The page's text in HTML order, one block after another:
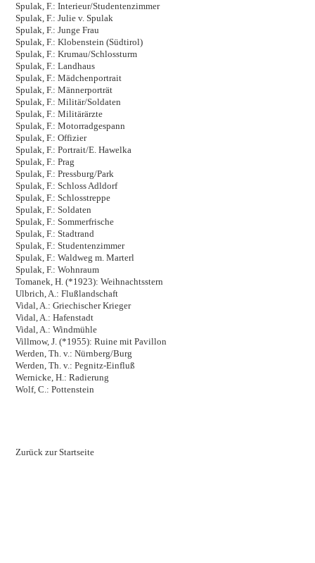
Spulak, F.: Interieur/Studentenzimmer
Spulak, F.: Julie v. Spulak
Spulak, F.: Junge Frau
Spulak, F.: Klobenstein (Südtirol)
Spulak, F.: Krumau/Schlossturm
Spulak, F.: Landhaus
Spulak, F.: Mädchenportrait
Spulak, F.: Männerporträt
Spulak, F.: Militär/Soldaten
Spulak, F.: Militärärzte
Spulak, F.: Motorradgespann
Spulak, F.: Offizier
Spulak, F.: Portrait/E. Hawelka
Spulak, F.: Prag
Spulak, F.: Pressburg/Park
Spulak, F.: Schloss Adldorf
Spulak, F.: Schlosstreppe
Spulak, F.: Soldaten
Spulak, F.: Sommerfrische
Spulak, F.: Stadtrand
Spulak, F.: Studentenzimmer
Spulak, F.: Waldweg m. Marterl
Spulak, F.: Wohnraum
Tomanek, H. (*1923): Weihnachtsstern
Ulbrich, A.: Flußlandschaft
Vidal, A.: Griechischer Krieger
Vidal, A.: Hafenstadt
Vidal, A.: Windmühle
Villmow, J. (*1955): Ruine mit Pavillon
Werden, Th. v.: Nürnberg/Burg
Werden, Th. v.: Pegnitz-Einfluß
Wernicke, H.: Radierung
Wolf, C.: Pottenstein
Zurück zur Startseite